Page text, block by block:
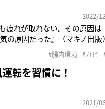
2022/
疲れが取れない。その原因は
の原因だった』（マキノ出版
細菌が生息し、健康維持や免
#腸内環境 #カビ
転を習慣に！
2021/